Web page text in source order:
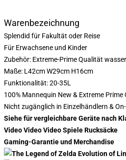
Warenbezeichnung
Splendid für Fakultät oder Reise
Für Erwachsene und Kinder
Zubehör: Extreme-Prime Qualität
Maße: L42cm W29cm H16cm
Funktionalität: 20-35L
100% Mannequin New & Extreme Prime
Nicht zugänglich in Einzelhändlern &
Siehe für vergleichbare Geräte nach
Video Video Video Spiele Rucksäcke
Gaming-Garantie und Merchandise